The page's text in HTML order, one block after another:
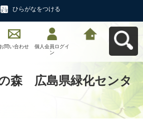
ひらがなをつける
お問い合わせ
個人会員ログイ
ン
森 広島県緑化センタ